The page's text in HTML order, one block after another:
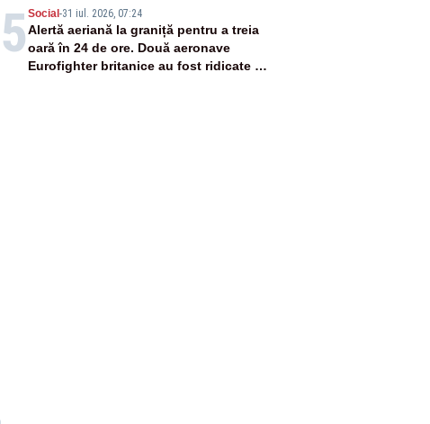
5 Social -31 iul. 2026, 07:24
Alertă aeriană la graniță pentru a treia
oară în 24 de ore. Două aeronave
Eurofighter britanice au fost ridicate de